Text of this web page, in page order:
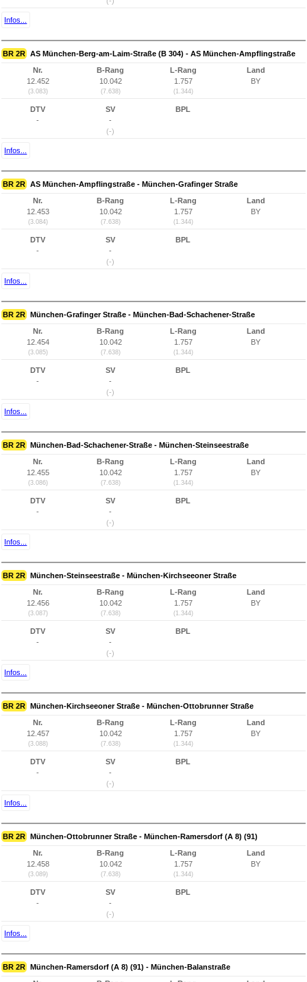
Infos...
BR 2R AS München-Berg-am-Laim-Straße (B 304) - AS München-Ampflingstraße
Nr.
12.452
(3.083)
B-Rang
10.042
(7.638)
L-Rang
1.757
(1.344)
Land
BY
DTV
-
SV
-
(-)
BPL
Infos...
BR 2R AS München-Ampflingstraße - München-Grafinger Straße
Nr.
12.453
(3.084)
B-Rang
10.042
(7.638)
L-Rang
1.757
(1.344)
Land
BY
DTV
-
SV
-
(-)
BPL
Infos...
BR 2R München-Grafinger Straße - München-Bad-Schachener-Straße
Nr.
12.454
(3.085)
B-Rang
10.042
(7.638)
L-Rang
1.757
(1.344)
Land
BY
DTV
-
SV
-
(-)
BPL
Infos...
BR 2R München-Bad-Schachener-Straße - München-Steinseestraße
Nr.
12.455
(3.086)
B-Rang
10.042
(7.638)
L-Rang
1.757
(1.344)
Land
BY
DTV
-
SV
-
(-)
BPL
Infos...
BR 2R München-Steinseestraße - München-Kirchseeoner Straße
Nr.
12.456
(3.087)
B-Rang
10.042
(7.638)
L-Rang
1.757
(1.344)
Land
BY
DTV
-
SV
-
(-)
BPL
Infos...
BR 2R München-Kirchseeoner Straße - München-Ottobrunner Straße
Nr.
12.457
(3.088)
B-Rang
10.042
(7.638)
L-Rang
1.757
(1.344)
Land
BY
DTV
-
SV
-
(-)
BPL
Infos...
BR 2R München-Ottobrunner Straße - München-Ramersdorf (A 8) (91)
Nr.
12.458
(3.089)
B-Rang
10.042
(7.638)
L-Rang
1.757
(1.344)
Land
BY
DTV
-
SV
-
(-)
BPL
Infos...
BR 2R München-Ramersdorf (A 8) (91) - München-Balanstraße